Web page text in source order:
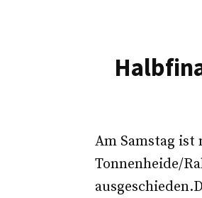
Am Samstag ist
Tonnenheide/